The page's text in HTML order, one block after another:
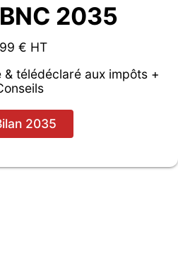
2035
€ HT
télédéclaré aux impôts +
2035